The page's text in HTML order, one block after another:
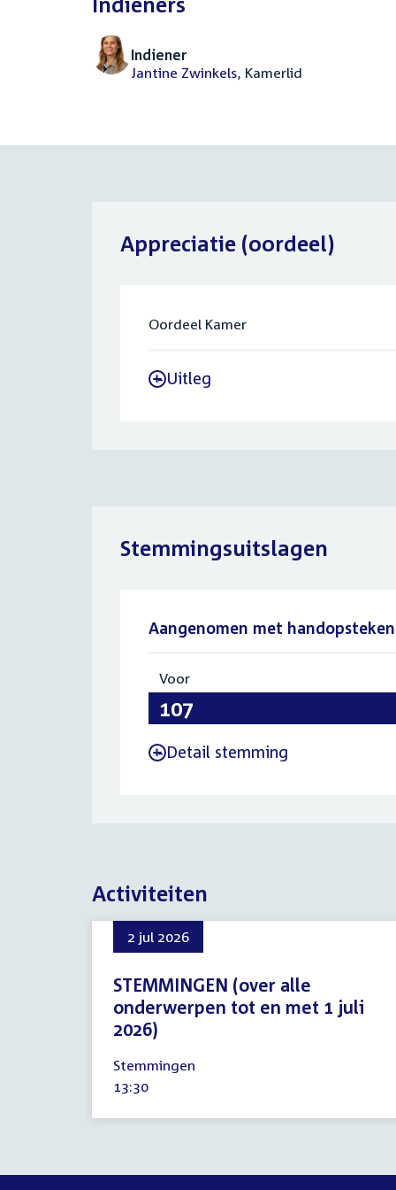
Indiener
Jantine Zwinkels, Kamerlid
Appreciatie (oordeel)
Oordeel Kamer
- Uitleg
Stemmingsuitslagen
Aangenomen met handopsteken
Voor
107
- Detail stemming
Activiteiten
2 jul 2026
STEMMINGEN (over alle
onderwerpen tot en met 1 juli
2026)
juli
2026
Stemmingen
Tijd
13:30